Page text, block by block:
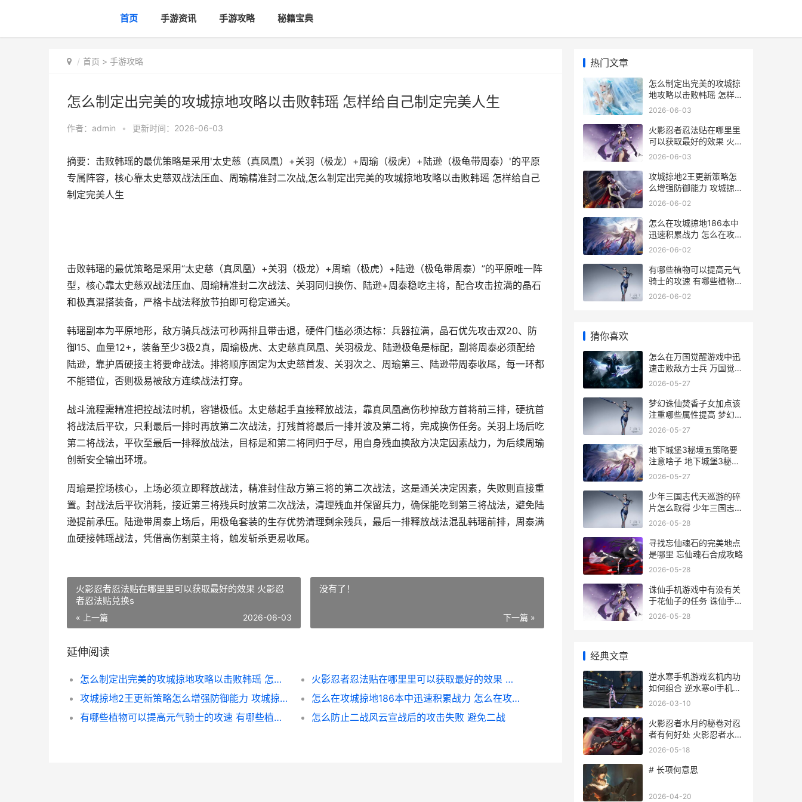
首页 手游资讯 手游攻略 秘籍宝典
首页 > 手游攻略
怎么制定出完美的攻城掠地攻略以击败韩瑶 怎样给自己制定完美人生
作者： admin • 更新时间：2026-06-03
摘要：击败韩瑶的最优策略是采用'太史慈（真凤凰）+关羽（极龙）+周瑜（极虎）+陆逊（极龟带周泰）'的平原
专属阵容，核心靠太史慈双战法压血、周瑜精准封二次战,怎么制定出完美的攻城掠地攻略以击败韩瑶 怎样给自己
制定完美人生
击败韩瑶的最优策略是采用“太史慈（真凤凰）+关羽（极龙）+周瑜（极虎）+陆逊（极龟带周泰）”的平原唯一阵
型，核心靠太史慈双战法压血、周瑜精准封二次战法、关羽同归换伤、陆逊+周泰稳吃主将，配合攻击拉满的晶石
和极真混搭装备，严格卡战法释放节拍即可稳定通关。
韩瑶副本为平原地形，敌方骑兵战法可秒两排且带击退，硬件门槛必须达标：兵器拉满，晶石优先攻击双20、防
御15、血量12+，装备至少3极2真，周瑜极虎、太史慈真凤凰、关羽极龙、陆逊极龟是标配，副将周泰必须配给
陆逊，靠护盾硬接主将要命战法。排将顺序固定为太史慈首发、关羽次之、周瑜第三、陆逊带周泰收尾，每一环都
不能错位，否则极易被敌方连续战法打穿。
战斗流程需精准把控战法时机，容错极低。太史慈起手直接释放战法，靠真凤凰高伤秒掉敌方首将前三排，硬抗首
将战法后平砍，只剩最后一排时再放第二次战法，打残首将最后一排并波及第二将，完成换伤任务。关羽上场后吃
第二将战法，平砍至最后一排释放战法，目标是和第二将同归于尽，用自身残血换敌方决定因素战力，为后续周瑜
创新安全输出环境。
周瑜是控场核心，上场必须立即释放战法，精准封住敌方第三将的第二次战法，这是通关决定因素，失败则直接重
置。封战法后平砍消耗，接近第三将残兵时放第二次战法，清理残血并保留兵力，确保能吃到第三将战法，避免陆
逊提前承压。陆逊带周泰上场后，用极龟套装的生存优势清理剩余残兵，最后一排释放战法混乱韩瑶前排，周泰满
血硬接韩瑶战法，凭借高伤割菜主将，触发斩杀更易收尾。
火影忍者忍法贴在哪里里可以获取最好的效果 火影忍
者忍法贴兑换s
« 上一篇 2026-06-03
没有了！
下一篇 »
延伸阅读
怎么制定出完美的攻城掠地攻略以击败韩瑶 怎样给自己制定完美人生
火影忍者忍法贴在哪里里可以获取最好的效果 火影忍者忍法贴兑换s
攻城掠地2王更新策略怎么增强防御能力 攻城掠地2级王朝前置条件
怎么在攻城掠地186本中迅速积累战力 怎么在攻城掠地里买武器
有哪些植物可以提高元气骑士的攻速 有哪些植物可以预报天气
怎么防止二战风云宣战后的攻击失败 避免二战
热门文章
怎么制定出完美的攻城掠
地攻略以击败韩瑶 怎样给
自己制定完美人生
2026-06-03
火影忍者忍法贴在哪里里
可以获取最好的效果 火影
忍者忍法贴兑换s
2026-06-03
攻城掠地2王更新策略怎
么增强防御能力 攻城掠地
2级王朝前置条件
2026-06-02
怎么在攻城掠地186本中
迅速积累战力 怎么在攻城
掠地里买武器
2026-06-02
有哪些植物可以提高元气
骑士的攻速 有哪些植物可
以预报天气
2026-06-02
猜你喜欢
怎么在万国觉醒游戏中迅
速击败敌方士兵 万国觉醒
怎么进入游戏
2026-05-27
梦幻诛仙焚香子女加点该
注重哪些属性提高 梦幻诛
仙焚香二代技能
2026-05-27
地下城堡3秘境五策略要
注意啥子 地下城堡3秘境
14破败宅邸攻略
2026-05-27
少年三国志代天巡游的碎
片怎么取得 少年三国志代
天巡狩攻略
2026-05-28
寻找忘仙魂石的完美地点
是哪里 忘仙魂石合成攻略
2026-05-28
诛仙手机游戏中有没有关
于花仙子的任务 诛仙手游
安卓区列表
2026-05-28
经典文章
逆水寒手机游戏玄机内功
如何组合 逆水寒ol手机下
载
2026-03-10
火影忍者水月的秘卷对忍
者有何好处 火影忍者水月
的哥哥是谁
2026-05-18
# 长项何意思
2026-04-20